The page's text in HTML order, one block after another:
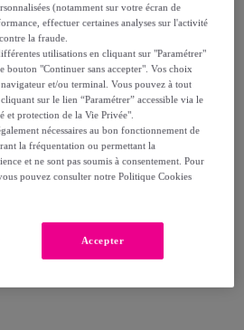
(notamment sur votre écran de
effectuer certaines analyses sur l'activité
la fraude.
utilisations en cliquant sur "Paramétrer"
bouton "Continuer sans accepter". Vos choix
et/ou terminal. Vous pouvez à tout
sur le lien “Paramétrer” accessible via le
protection de la Vie Privée".
nécessaires au bon fonctionnement de
la fréquentation ou permettant la
et ne sont pas soumis à consentement. Pour
pouvez consulter notre Politique Cookies
Accepter